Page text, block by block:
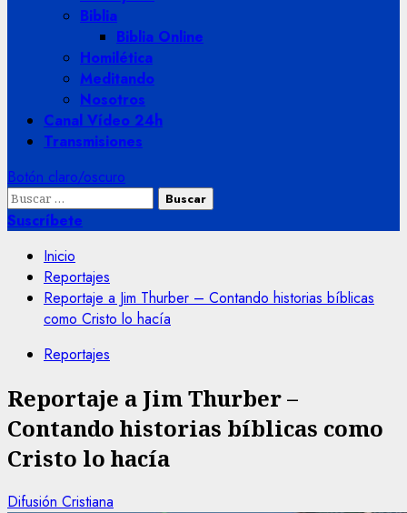
Biblia
Biblia Online
Homilética
Meditando
Nosotros
Canal Vídeo 24h
Transmisiones
Botón claro/oscuro
Buscar:
Suscríbete
Inicio
Reportajes
Reportaje a Jim Thurber – Contando historias bíblicas
como Cristo lo hacía
Reportajes
Reportaje a Jim Thurber –
Contando historias bíblicas como
Cristo lo hacía
Difusión Cristiana